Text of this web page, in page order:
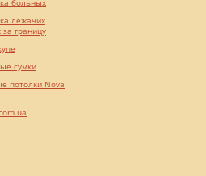
больных
лежачих
границу
сумки
потолки Nova